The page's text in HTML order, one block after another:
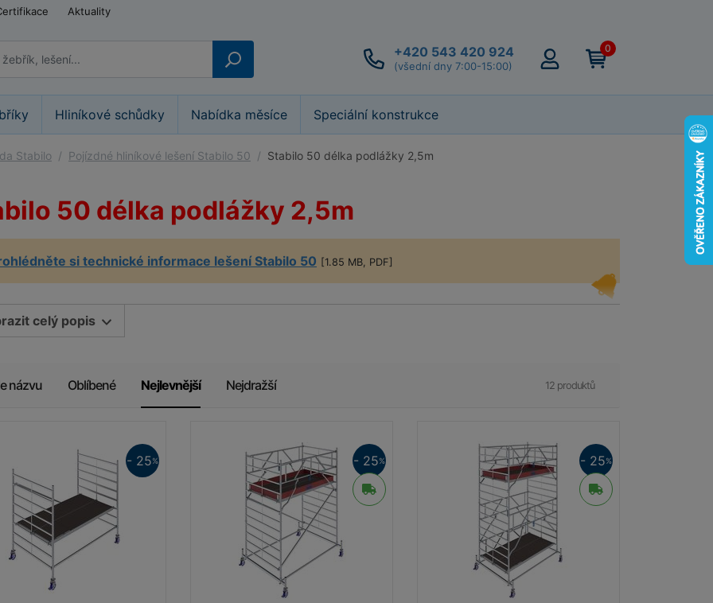
Aktuality
+420 543 420 924
(všední dny 7:00-15:00)
0
Hliníkové schůdky Nabídka měsíce Speciální konstrukce
Stabilo Pojízdné hliníkové lešení Stabilo 50 Stabilo 50 délka podlážky 2,5m
50 délka podlážky 2,5m
si technické informace lešení Stabilo 50 [1.85 MB, PDF]
celý popis
názvu Oblíbené Nejlevnější Nejdražší 12 produktů
- 25% - 25% - 25%